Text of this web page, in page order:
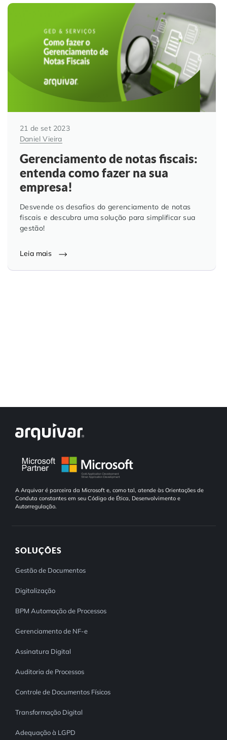
Educação Corporativa
Gerenciamento de NF-e
Adequação à LGPD
Assinatura Digital
Auditoria de Processos
Transformação Digital
Gestão do Departamento Pessoal
Guarda de Documentos
Instituições de Ensino
Departamento Pessoal
Departamento Financeiro
Cooperativas
Nossas Unidades
Trabalhe Conosco
DESCUBRA
21 de set 2023
Daniel Vieira
Gerenciamento de notas fiscais:
entenda como fazer na sua
empresa!
Desvende os desafios do gerenciamento de notas
fiscais e descubra uma solução para simplificar sua
gestão!
Leia mais
A Arquivar é parceira da Microsoft e, como tal, atende às Orientações de
Conduta constantes em seu Código de Ética, Desenvolvimento e
Autorregulação.
SOLUÇÕES
Gestão de Documentos
Digitalização
BPM Automação de Processos
Gerenciamento de NF-e
Assinatura Digital
Auditoria de Processos
Controle de Documentos Físicos
Transformação Digital
Adequação à LGPD